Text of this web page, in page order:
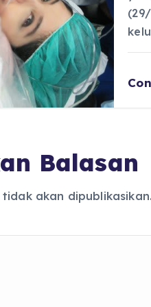
Balasan
akan dipublikasikan.